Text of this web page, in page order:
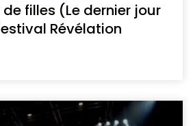
filles (Le dernier jour
Révélation